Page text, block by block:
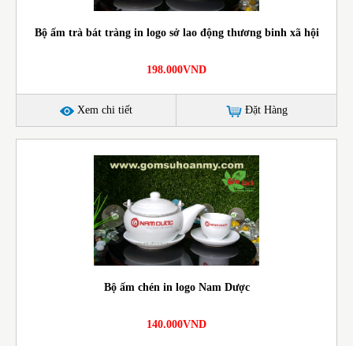
Bộ ấm trà bát tràng in logo sở lao động thương binh xã hội
198.000VND
Xem chi tiết Đặt Hàng
Bộ ấm chén in logo Nam Dược
140.000VND